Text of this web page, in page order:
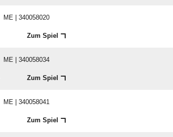
ME | 340058020
Zum Spiel
ME | 340058034
Zum Spiel
ME | 340058041
Zum Spiel